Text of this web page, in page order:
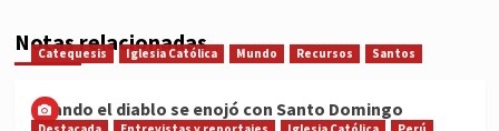
Notas relacionadas
Catequesis Iglesia Católica Mundo Recursos Santos
Cuando el diablo se enojó con Santo Domingo